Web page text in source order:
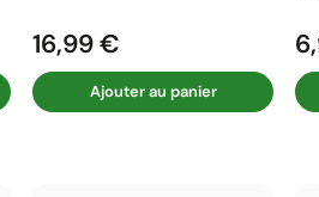
Prix
16,99 €
Ajouter au panier